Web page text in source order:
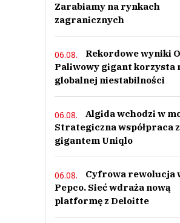
Zarabiamy na rynkach
zagranicznych
06.08.
Rekordowe wyniki
Paliwowy gigant korzysta
globalnej niestabilności
06.08.
Algida wchodzi w
Strategiczna współpraca z
gigantem Uniqlo
06.08.
Cyfrowa rewolucja
Pepco. Sieć wdraża nową
platformę z Deloitte